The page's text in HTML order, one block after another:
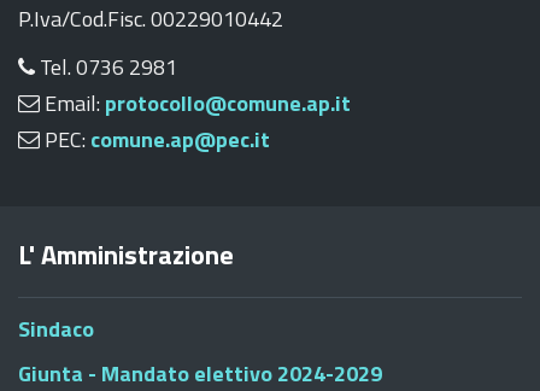
P.Iva/Cod.Fisc. 00229010442
Tel. 0736 2981
Email: protocollo@comune.ap.it
PEC: comune.ap@pec.it
L' Amministrazione
Sindaco
Giunta - Mandato elettivo 2024-2029